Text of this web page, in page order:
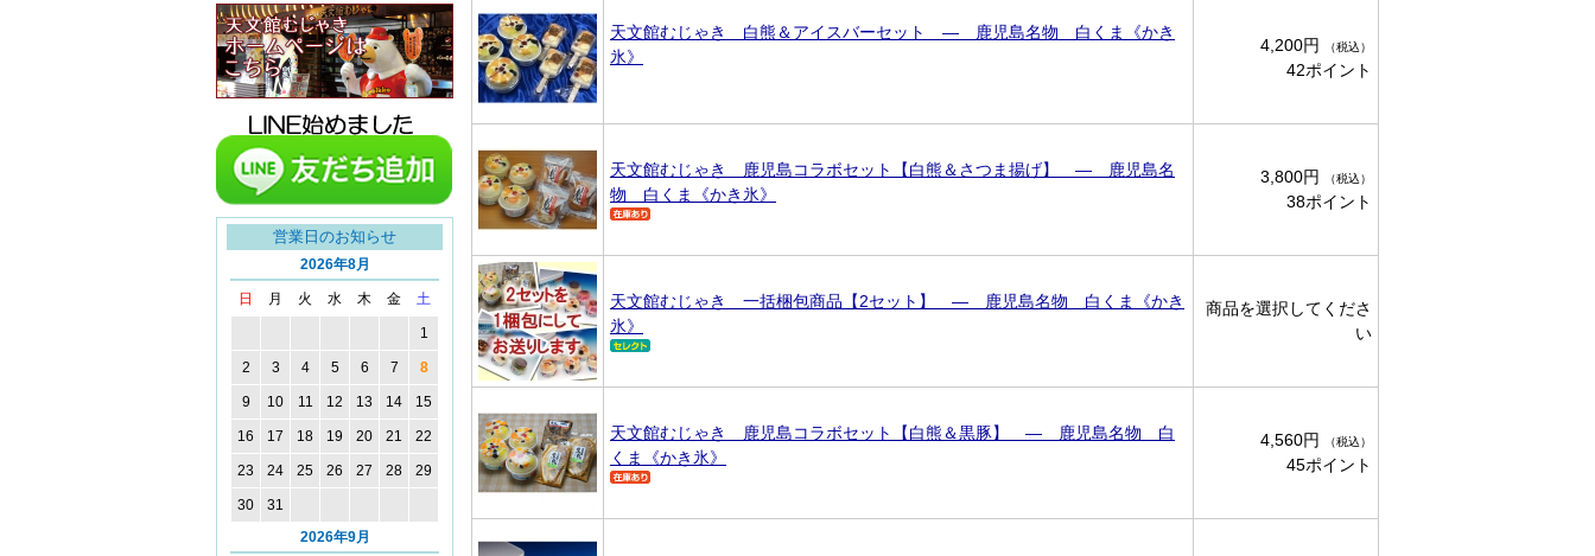
天文館むじゃき本店HPはこち
ら
line友達追加
営業日のお知らせ
2026年8月
日 月 火 水 木 金 土
1
2 3 4 5 6 7 8
9 10 11 12 13 14 15
16 17 18 19 20 21 22
23 24 25 26 27 28 29
30
31
2026年9月
天文館むじゃき 白熊＆アイスバーセット ― 鹿児島名物 白くま《かき
氷》
4,200円 （税込）
42ポイント
天文館むじゃき 鹿児島コラボセット【白熊＆さつま揚げ】 ― 鹿児島名
物 白くま《かき氷》
3,800円 （税込）
38ポイント
天文館むじゃき 一括梱包商品【2セット】 ― 鹿児島名物 白くま《かき
氷》
商品を選択してくださ
い
天文館むじゃき 鹿児島コラボセット【白熊＆黒豚】 ― 鹿児島名物 白
くま《かき氷》
4,560円 （税込）
45ポイント